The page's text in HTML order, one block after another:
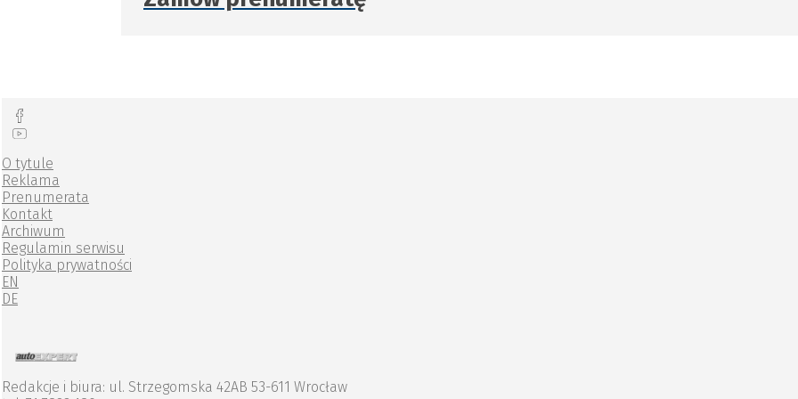
O tytule
Reklama
Prenumerata
Kontakt
Archiwum
Regulamin serwisu
Polityka prywatności
EN
DE
Redakcje i biura: ul. Strzegomska 42AB 53-611 Wrocław